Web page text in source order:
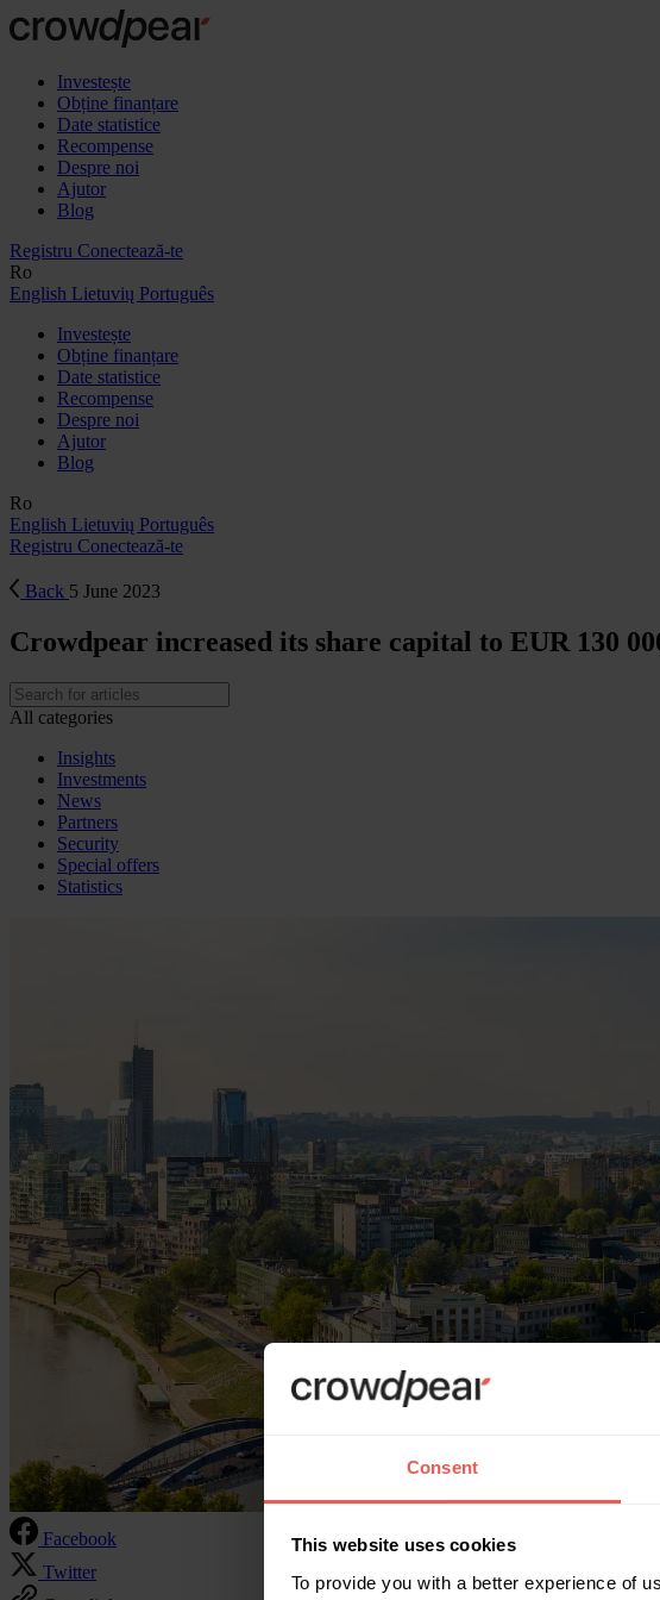
Consent
This website uses cookies
To provide you with a better experience of
Investește
Obține finanțare
Date statistice
Recompense
Despre noi
Ajutor
Blog
Registru Conectează-te
Ro
English Lietuvių Português
Investește
Obține finanțare
Date statistice
Recompense
Despre noi
Ajutor
Blog
Ro
English Lietuvių Português
Registru Conectează-te
Back 5 June 2023
Crowdpear increased its share capital to EUR 130
All categories
Insights
Investments
News
Partners
Security
Special offers
Statistics
Facebook
Twitter